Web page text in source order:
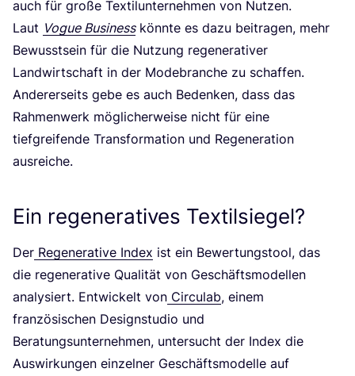
auch für gro­ße Tex­til­un­ter­neh­men von Nutzen.
Laut Vogue Busi­nesskönn­te es dazu bei­tra­gen, mehr
Bewusst­sein für die Nut­zung rege­ne­ra­ti­ver
Land­wirt­schaft in der Mode­bran­che zu schaf­fen.
Ande­rer­seits gebe es auch Beden­ken, dass das
Rah­men­werk mög­li­cher­wei­se nicht für eine
tief­grei­fen­de Trans­for­ma­ti­on und Rege­ne­ra­ti­on
ausreiche.
Ein regeneratives Textilsiegel?
Der Rege­ne­ra­ti­ve Index ist ein Bewer­tungs­tool, das
die rege­ne­ra­ti­ve Qua­li­tät von Geschäfts­mo­del­len
ana­ly­siert. Ent­wi­ckelt von Cir­cu­lab, einem
fran­zö­si­schen Design­stu­dio und
Bera­tungs­un­ter­neh­men, unter­sucht der Index die
Aus­wir­kun­gen ein­zel­ner Geschäfts­mo­del­le auf